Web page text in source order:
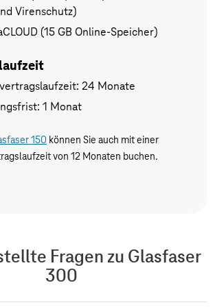
Virenschutz)
(15 GB Online-Speicher)
24 Monate
1 Monat
150 können Sie auch mit einer
von 12 Monaten buchen.
Fragen zu Glasfaser
300